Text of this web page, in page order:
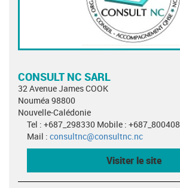
CONSULT NC SARL
32 Avenue James COOK
Nouméa 98800
Nouvelle-Calédonie
Tel : +687_298330 Mobile : +687_800408
Mail : consultnc@consultnc.nc
Visiter le site